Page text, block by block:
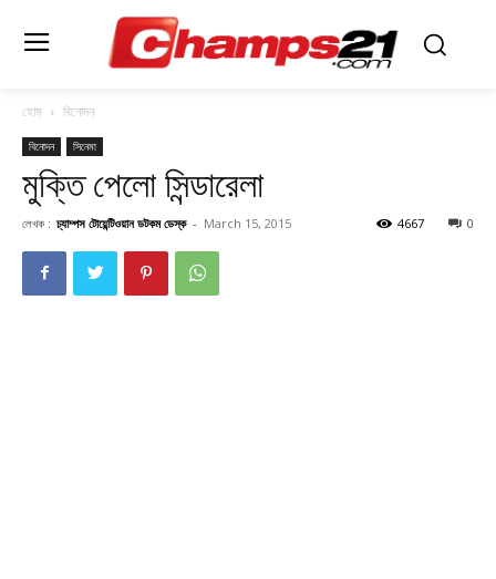
হোম বিনোদন
বিনোদন সিনেমা
মুক্তি পেলো সিন্ডারেলা
লেখক : চ্যাম্পস টোয়েন্টিওয়ান ডটকম ডেস্ক - March 15, 2015 0
4667